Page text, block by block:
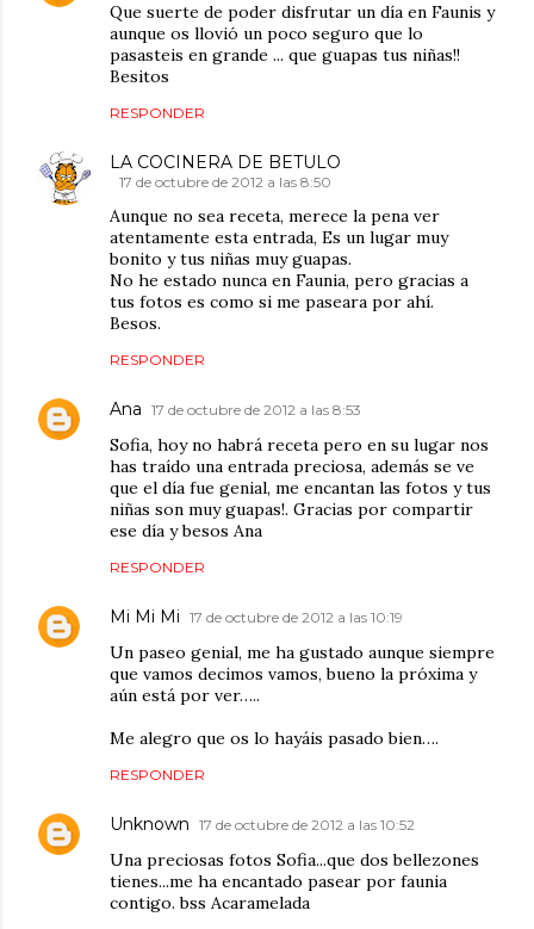
Que suerte de poder disfrutar un día en Faunis y
aunque os llovió un poco seguro que lo
pasasteis en grande ... que guapas tus niñas!!
Besitos
RESPONDER
LA COCINERA DE BETULO
17 de octubre de 2012 a las 8:50
Aunque no sea receta, merece la pena ver
atentamente esta entrada, Es un lugar muy
bonito y tus niñas muy guapas.
No he estado nunca en Faunia, pero gracias a
tus fotos es como si me paseara por ahí.
Besos.
RESPONDER
Ana 17 de octubre de 2012 a las 8:53
Sofia, hoy no habrá receta pero en su lugar nos
has traído una entrada preciosa, además se ve
que el día fue genial, me encantan las fotos y tus
niñas son muy guapas!. Gracias por compartir
ese día y besos Ana
RESPONDER
Mi Mi Mi 17 de octubre de 2012 a las 10:19
Un paseo genial, me ha gustado aunque siempre
que vamos decimos vamos, bueno la próxima y
aún está por ver…..
Me alegro que os lo hayáis pasado bien….
RESPONDER
Unknown 17 de octubre de 2012 a las 10:52
Una preciosas fotos Sofia...que dos bellezones
tienes...me ha encantado pasear por faunia
contigo. bss Acaramelada